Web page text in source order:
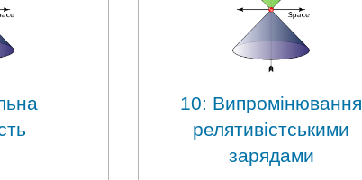
10: Випромінювання
релятивістськими
зарядами